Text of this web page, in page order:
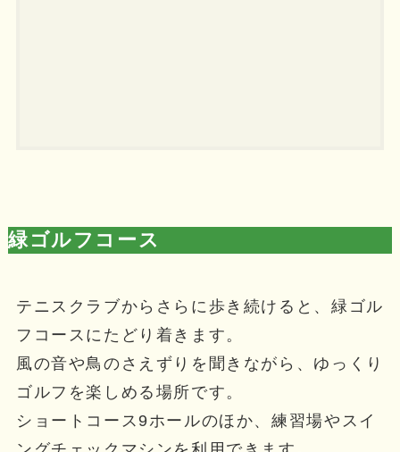
緑ゴルフコース
テニスクラブからさらに歩き続けると、緑ゴル
フコースにたどり着きます。
風の音や鳥のさえずりを聞きながら、ゆっくり
ゴルフを楽しめる場所です。
ショートコース9ホールのほか、練習場やスイ